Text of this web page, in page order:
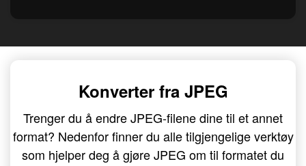
Konverter fra JPEG
Trenger du å endre JPEG-filene dine til et annet
format? Nedenfor finner du alle tilgjengelige verktøy
som hjelper deg å gjøre JPEG om til formatet du